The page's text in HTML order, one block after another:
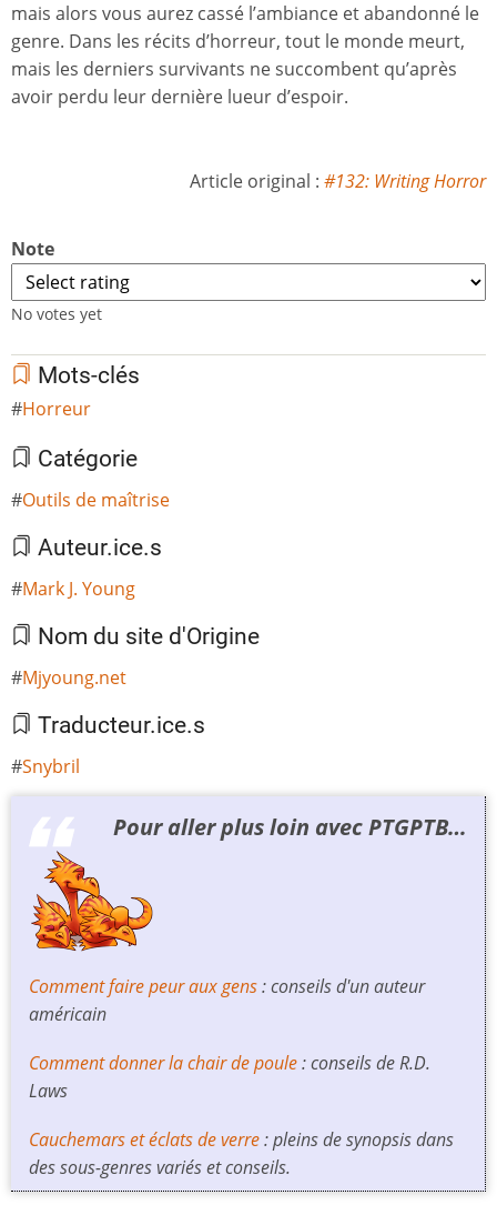
mais alors vous aurez cassé l’ambiance et abandonné le
genre. Dans les récits d’horreur, tout le monde meurt,
mais les derniers survivants ne succombent qu’après
avoir perdu leur dernière lueur d’espoir.
Article original : #132: Writing Horror
Note
No votes yet
Mots-clés
Horreur
Catégorie
Outils de maîtrise
Auteur.ice.s
Mark J. Young
Nom du site d'Origine
Mjyoung.net
Traducteur.ice.s
Snybril
Pour aller plus loin avec PTGPTB…
Comment faire peur aux gens: conseils d'un auteur
américain
Comment donner la chair de poule: conseils de R.D.
Laws
Cauchemars et éclats de verre: pleins de synopsis dans
des sous-genres variés et conseils.